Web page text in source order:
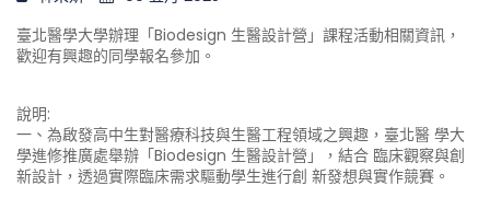
臺北醫學大學辦理「Biodesign 生醫設計營」課程活動相關資訊，
歡迎有興趣的同學報名參加。
說明:
一、為啟發高中生對醫療科技與生醫工程領域之興趣，臺北醫 學大
學進修推廣處舉辦「Biodesign 生醫設計營」，結合 臨床觀察與創
新設計，透過實際臨床需求驅動學生進行創 新發想與實作競賽。